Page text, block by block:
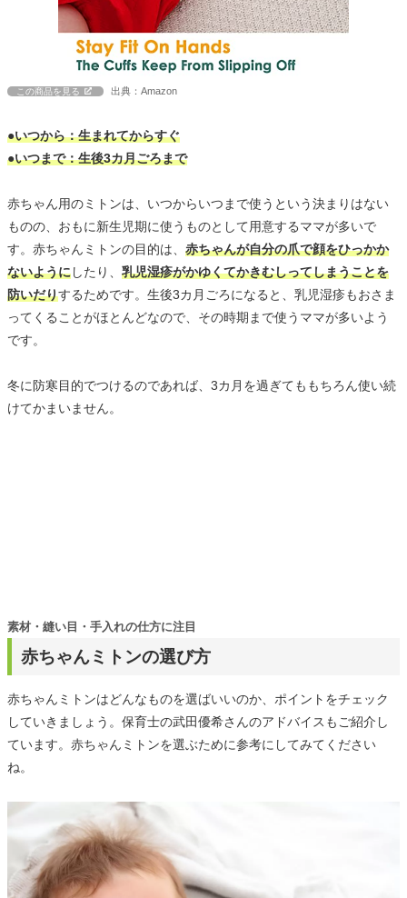
この商品を見る 出典：Amazon
●いつから：生まれてからすぐ
●いつまで：生後3カ月ごろまで
赤ちゃん用のミトンは、いつからいつまで使うという決まりはない
ものの、おもに新生児期に使うものとして用意するママが多いで
す。赤ちゃんミトンの目的は、 赤ちゃんが自分の爪で顔をひっかか
ないようにしたり、 乳児湿疹がかゆくてかきむしってしまうことを
防いだりするためです。生後3カ月ごろになると、乳児湿疹もおさま
ってくることがほとんどなので、その時期まで使うママが多いよう
です。
冬に防寒目的でつけるのであれば、3カ月を過ぎてももちろん使い続
けてかまいません。
赤ちゃんミトンの選び方
素材・縫い目・手入れの仕方に注目
赤ちゃんミトンはどんなものを選ばいいのか、ポイントをチェック
していきましょう。保育士の武田優希さんのアドバイスもご紹介し
ています。赤ちゃんミトンを選ぶために参考にしてみてください
ね。